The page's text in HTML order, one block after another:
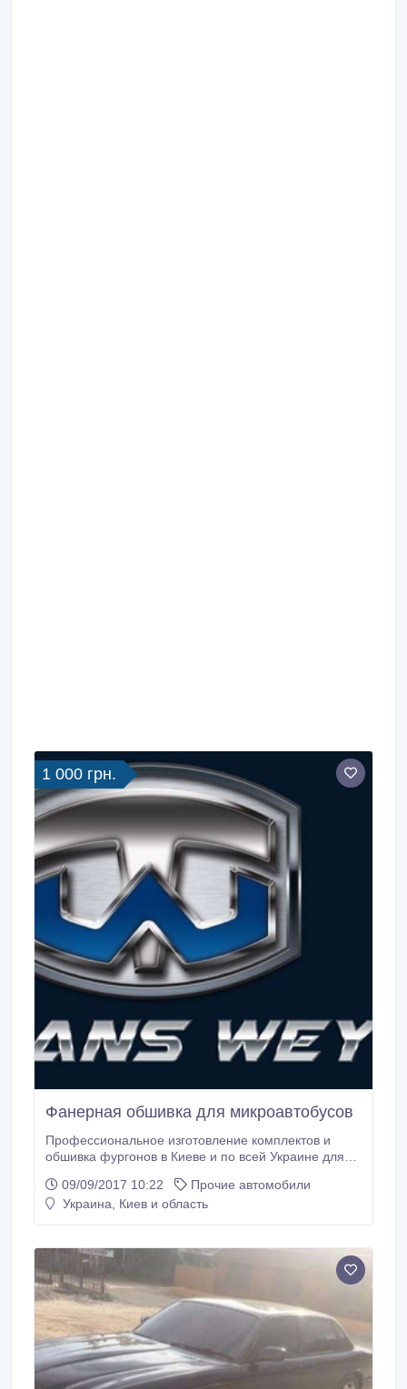
1 000 грн.
Фанерная обшивка для микроавтобусов
Профессиональное изготовление комплектов и
обшивка фургонов в Киеве и по всей Украине для
Sprinter Ford Transit Fiat Ducato Peugeot Boxer Iveco
Renault Master Opel Movano Volkswagen Transporter
09/09/2017 10:22
Прочие автомобили
Украина, Киев и область